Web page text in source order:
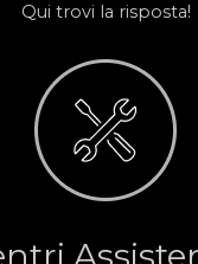
Qui trovi la risposta!